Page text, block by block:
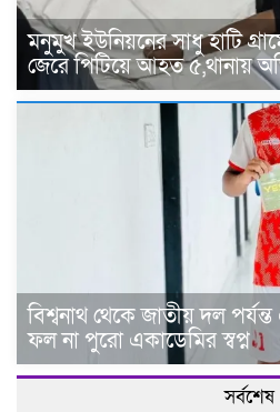
মনুমুখ ইউনিয়নের সাধু হাটি
জেরে পিটিয়ে আহত ৫,থানায়
বিশ্বনাথ থেকে জাতীয় দল
ফল না পুরো একাডেমির স্বপ্ন
সর্বশেষ